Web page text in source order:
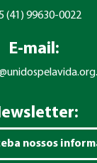
(41) 99630-0022
E-mail:
nossos